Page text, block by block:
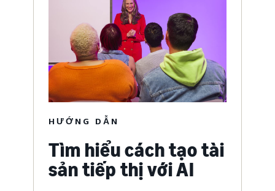
HƯỚNG DẪN
Tìm hiểu cách tạo tài
sản tiếp thị với AI